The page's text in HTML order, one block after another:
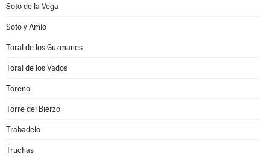
Soto de la Vega
Soto y Amío
Toral de los Guzmanes
Toral de los Vados
Toreno
Torre del Bierzo
Trabadelo
Truchas